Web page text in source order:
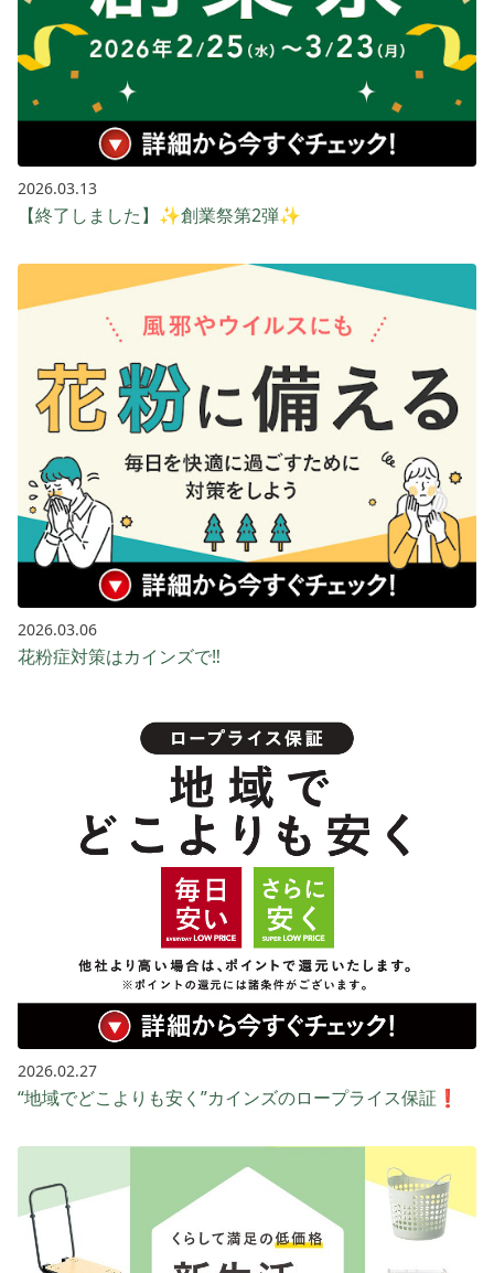
2026.03.13
【終了しました】✨創業祭第2弾✨
2026.03.06
花粉症対策はカインズで‼️
2026.02.27
“地域でどこよりも安く”カインズのロープライス保証❗️